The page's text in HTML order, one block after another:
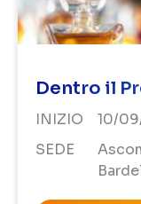
Dentro il
INIZIO
10/
SEDE